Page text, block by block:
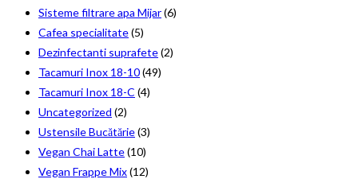
Sisteme filtrare apa Mijar(6)
Cafea specialitate(5)
Dezinfectanti suprafete(2)
Tacamuri Inox 18-10(49)
Tacamuri Inox 18-C (4)
Uncategorized (2)
Ustensile Bucătărie(3)
Vegan Chai Latte(10)
Vegan Frappe Mix(12)